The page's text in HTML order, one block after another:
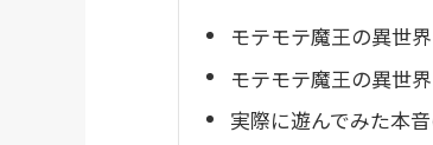
モテモテ魔王の異世
モテモテ魔王の異世
実際に遊んでみた本